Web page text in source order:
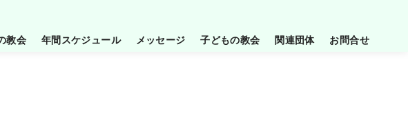
教会 年間スケジュール メッセージ 子どもの教会 関連団体 お問合せ